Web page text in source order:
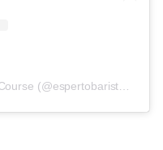
Ziņa, ko kopīgoja Esperto Barista Course (@espertobarista)